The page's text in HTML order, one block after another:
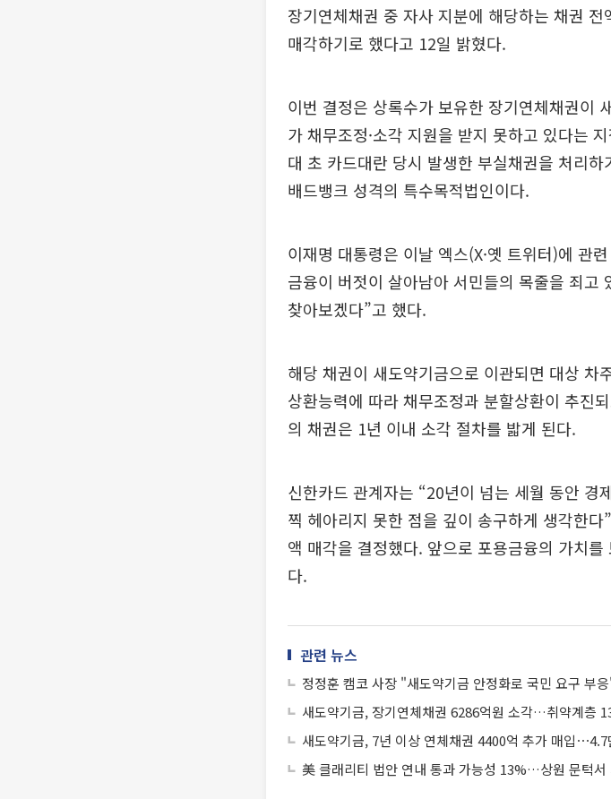
장기연체채권 중 자사 지분에 해당하는 채권
매각하기로 했다고 12일 밝혔다.
이번 결정은 상록수가 보유한 장기연체채권이
가 채무조정·소각 지원을 받지 못하고 있다는
대 초 카드대란 당시 발생한 부실채권을 처리
배드뱅크 성격의 특수목적법인이다.
이재명 대통령은 이날 엑스(X·옛 트위터)에 관
금융이 버젓이 살아남아 서민들의 목줄을 죄고
찾아보겠다”고 했다.
해당 채권이 새도약기금으로 이관되면 대상 차
상환능력에 따라 채무조정과 분할상환이 추진
의 채권은 1년 이내 소각 절차를 밟게 된다.
신한카드 관계자는 “20년이 넘는 세월 동안 경
찍 헤아리지 못한 점을 깊이 송구하게 생각한
액 매각을 결정했다. 앞으로 포용금융의 가치
다.
관련 뉴스
정정훈 캠코 사장 "새도약기금 안정화로 국민 요구 부
새도약기금, 장기연체채권 6286억원 소각…취약계층
새도약기금, 7년 이상 연체채권 4400억 추가 매입⋯4.7
美 클래리티 법안 연내 통과 가능성 13%…상원 문턱서